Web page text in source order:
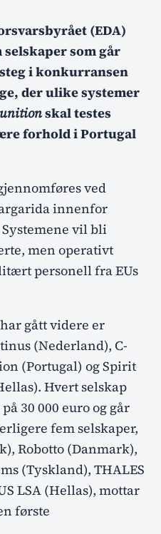
(EDA)
som går
i konkurransen
der ulike systemer
skal testes
forhold i Portugal
ved
innenfor
Systemene vil bli
men operativt
personell fra EUs
gått videre er
(Nederland), C-
(Portugal) og Spirit
Hvert selskap
30 000 euro og går
fem selskaper,
Robotto (Danmark),
(Tyskland), THALES
LSA (Hellas), mottar
første